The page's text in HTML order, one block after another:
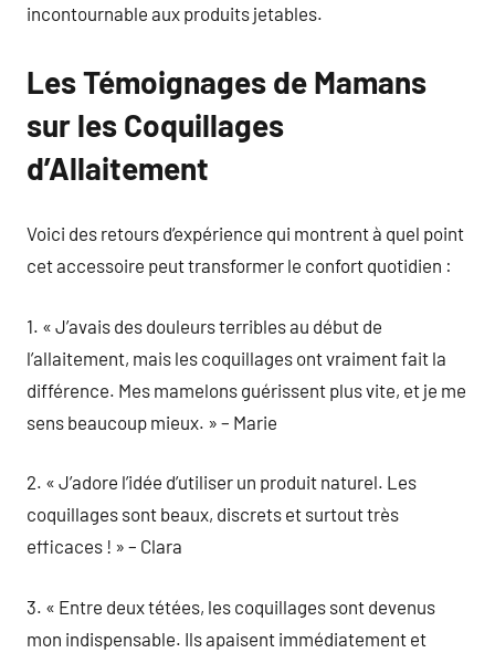
incontournable aux produits jetables.
Les Témoignages de Mamans
sur les Coquillages
d’Allaitement
Voici des retours d’expérience qui montrent à quel point
cet accessoire peut transformer le confort quotidien :
1. « J’avais des douleurs terribles au début de
l’allaitement, mais les coquillages ont vraiment fait la
différence. Mes mamelons guérissent plus vite, et je me
sens beaucoup mieux. » – Marie
2. « J’adore l’idée d’utiliser un produit naturel. Les
coquillages sont beaux, discrets et surtout très
efficaces ! » – Clara
3. « Entre deux tétées, les coquillages sont devenus
mon indispensable. Ils apaisent immédiatement et